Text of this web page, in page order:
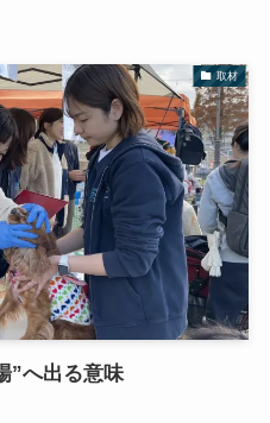
取材
”へ出る意味